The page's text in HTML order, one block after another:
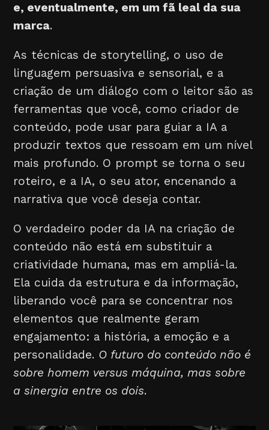
e, eventualmente, em um fã leal da sua
marca.
As técnicas de storytelling, o uso de
linguagem persuasiva e sensorial, e a
criação de um diálogo com o leitor são as
ferramentas que você, como criador de
conteúdo, pode usar para guiar a IA a
produzir textos que ressoam em um nível
mais profundo. O prompt se torna o seu
roteiro, e a IA, o seu ator, encenando a
narrativa que você deseja contar.
O verdadeiro poder da IA na criação de
conteúdo não está em substituir a
criatividade humana, mas em ampliá-la.
Ela cuida da estrutura e da informação,
liberando você para se concentrar nos
elementos que realmente geram
engajamento: a história, a emoção e a
personalidade. O futuro do conteúdo não é
sobre homem versus máquina, mas sobre
a sinergia entre os dois.